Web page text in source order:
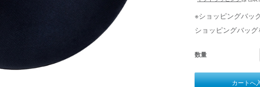
※ショッピングバッ
ショッピングバッ
数量
カートへ